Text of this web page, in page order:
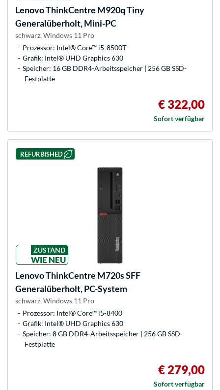
LenovoThinkCentre M920q Tiny
Generalüberholt, Mini-PC
schwarz, Windows 11 Pro
Prozessor: Intel® Core™ i5-8500T
Grafik: Intel® UHD Graphics 630
Speicher: 16 GB DDR4-Arbeitsspeicher | 256 GB SSD-
Festplatte
€ 322,00
Sofort verfügbar
REFURBISHED
ZUSTAND
WIE NEU
LenovoThinkCentre M720s SFF
Generalüberholt, PC-System
schwarz, Windows 11 Pro
Prozessor: Intel® Core™ i5-8400
Grafik: Intel® UHD Graphics 630
Speicher: 8 GB DDR4-Arbeitsspeicher | 256 GB SSD-
Festplatte
€ 279,00
Sofort verfügbar